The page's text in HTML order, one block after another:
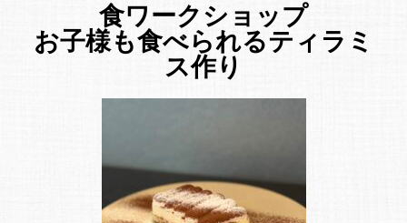
食ワークショップ
お子様も食べられるティラミ
ス作り